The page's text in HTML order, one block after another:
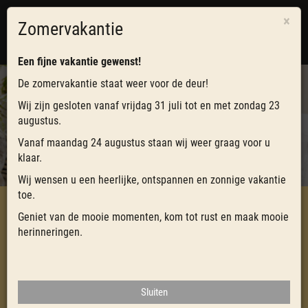
VERHUUR
WANT GEMAK DIENT DE MENS
HOME CATERING
bestek, borden en glaswerk bij ons reserveren. Een feest zonder
afwas, wie wil dat nu niet?
×
Zomervakantie
Een fijne vakantie gewenst!
De zomervakantie staat weer voor de deur!
Wij zijn gesloten vanaf vrijdag 31 juli tot en met zondag 23
augustus.
Vanaf maandag 24 augustus staan wij weer graag voor u
klaar.
Wij wensen u een heerlijke, ontspannen en zonnige vakantie
toe.
Geniet van de mooie momenten, kom tot rust en maak mooie
herinneringen.
Sluiten